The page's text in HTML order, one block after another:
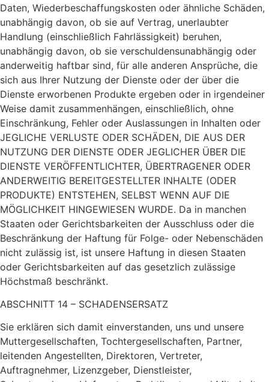
Daten, Wiederbeschaffungskosten oder ähnliche Schäden,
unabhängig davon, ob sie auf Vertrag, unerlaubter
Handlung (einschließlich Fahrlässigkeit) beruhen,
unabhängig davon, ob sie verschuldensunabhängig oder
anderweitig haftbar sind, für alle anderen Ansprüche, die
sich aus Ihrer Nutzung der Dienste oder der über die
Dienste erworbenen Produkte ergeben oder in irgendeiner
Weise damit zusammenhängen, einschließlich, ohne
Einschränkung, Fehler oder Auslassungen in Inhalten oder
JEGLICHE VERLUSTE ODER SCHÄDEN, DIE AUS DER
NUTZUNG DER DIENSTE ODER JEGLICHER ÜBER DIE
DIENSTE VERÖFFENTLICHTER, ÜBERTRAGENER ODER
ANDERWEITIG BEREITGESTELLTER INHALTE (ODER
PRODUKTE) ENTSTEHEN, SELBST WENN AUF DIE
MÖGLICHKEIT HINGEWIESEN WURDE. Da in manchen
Staaten oder Gerichtsbarkeiten der Ausschluss oder die
Beschränkung der Haftung für Folge- oder Nebenschäden
nicht zulässig ist, ist unsere Haftung in diesen Staaten
oder Gerichtsbarkeiten auf das gesetzlich zulässige
Höchstmaß beschränkt.
ABSCHNITT 14 – SCHADENSERSATZ
Sie erklären sich damit einverstanden, uns und unsere
Muttergesellschaften, Tochtergesellschaften, Partner,
leitenden Angestellten, Direktoren, Vertreter,
Auftragnehmer, Lizenzgeber, Dienstleister,